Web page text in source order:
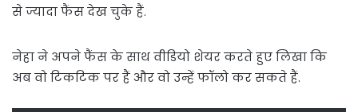
से ज्यादा फैंस देख चुके हैं.
नेहा ने अपने फैंस के साथ वीडियो शेयर करते हुए लिखा कि
अब वो टिकटिक पर हैं और वो उन्हें फॉलो कर सकते हैं.